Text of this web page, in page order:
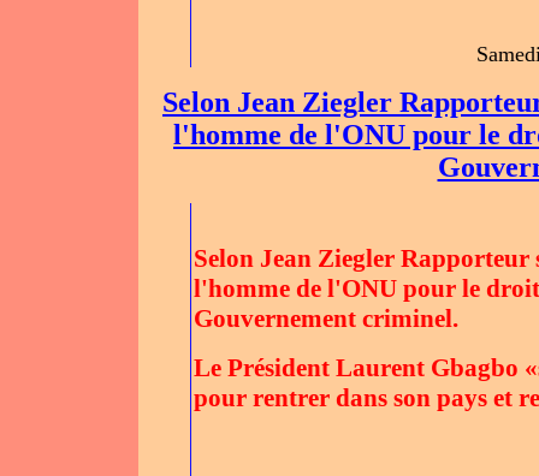
Selon Jean Ziegler
l'homme de l'ONU pour le
Selon Jean Ziegler Rapporteur
l'homme de l'ONU pour le
Gouvernement criminel.
Le Président Laurent Gbagbo
pour rentrer dans son pays et